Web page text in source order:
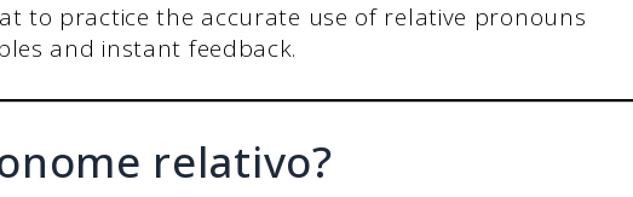
to practice the accurate use of relative pronouns
and instant feedback.
relativo?